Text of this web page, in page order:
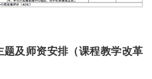
题及师资安排（课程教学改革